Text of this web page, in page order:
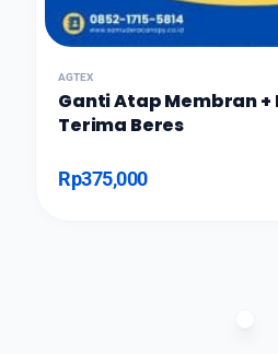
AGTEX
Ganti Atap Membran
Terima Beres
Rp375,000